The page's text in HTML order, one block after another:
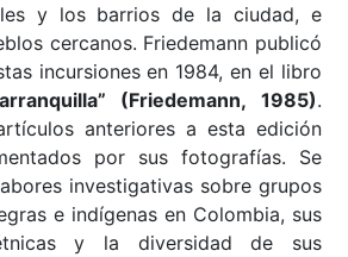
y los barrios de la ciudad, e
cercanos. Friedemann publicó
incursiones en 1984, en el libro
(Friedemann, 1985).
anteriores a esta edición
por sus fotografías. Se
investigativas sobre grupos
e indígenas en Colombia, sus
y la diversidad de sus